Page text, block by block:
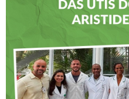
CREFITO-7
DO